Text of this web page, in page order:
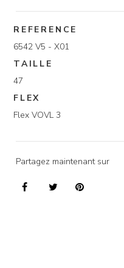
REFERENCE
6542 V5 - X01
TAILLE
47
FLEX
Flex VOVL 3
Partagez maintenant sur